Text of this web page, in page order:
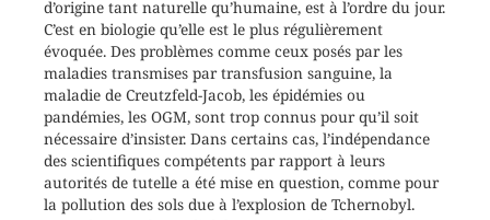
d’origine tant naturelle qu’humaine, est à l’ordre du jour.
C’est en biologie qu’elle est le plus régulièrement
évoquée. Des problèmes comme ceux posés par les
maladies transmises par transfusion sanguine, la
maladie de Creutzfeld-Jacob, les épidémies ou
pandémies, les OGM, sont trop connus pour qu’il soit
nécessaire d’insister. Dans certains cas, l’indépendance
des scientifiques compétents par rapport à leurs
autorités de tutelle a été mise en question, comme pour
la pollution des sols due à l’explosion de Tchernobyl.